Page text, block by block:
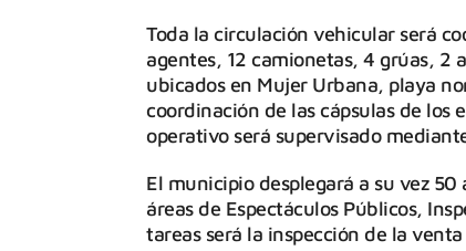
Toda la circulación vehicular será
agentes, 12 camionetas, 4 grúas, 2
ubicados en Mujer Urbana, playa
coordinación de las cápsulas de los
operativo será supervisado
El municipio desplegará a su vez
áreas de Espectáculos Públicos,
tareas será la inspección de la